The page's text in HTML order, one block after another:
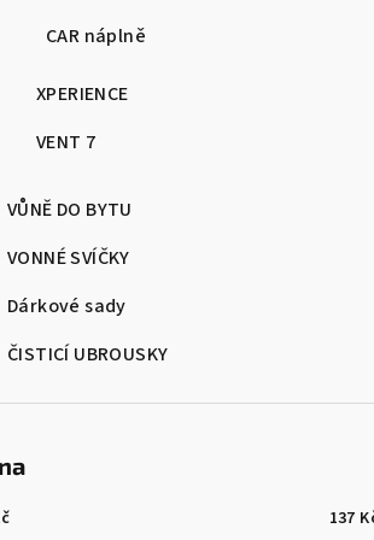
CAR náplně
XPERIENCE
VENT 7
VŮNĚ DO BYTU
VONNÉ SVÍČKY
Dárkové sady
ČISTICÍ UBROUSKY
137